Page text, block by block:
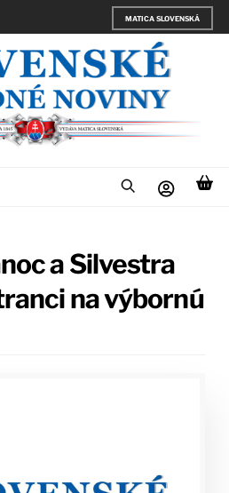
MATICA SLOVENSKÁ
a Silvestra
na výbornú